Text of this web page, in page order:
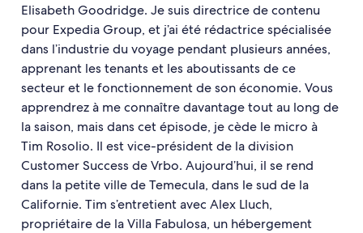
Elisabeth Goodridge. Je suis directrice de contenu
pour Expedia Group, et j’ai été rédactrice spécialisée
dans l’industrie du voyage pendant plusieurs années,
apprenant les tenants et les aboutissants de ce
secteur et le fonctionnement de son économie. Vous
apprendrez à me connaître davantage tout au long de
la saison, mais dans cet épisode, je cède le micro à
Tim Rosolio. Il est vice-président de la division
Customer Success de Vrbo. Aujourd’hui, il se rend
dans la petite ville de Temecula, dans le sud de la
Californie. Tim s’entretient avec Alex Lluch,
propriétaire de la Villa Fabulosa, un hébergement